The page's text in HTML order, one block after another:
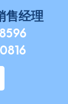
售经理